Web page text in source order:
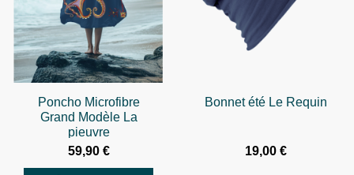
Poncho Microfibre
Grand Modèle La
pieuvre
59,90 €
Bonnet été Le Requin
19,00 €